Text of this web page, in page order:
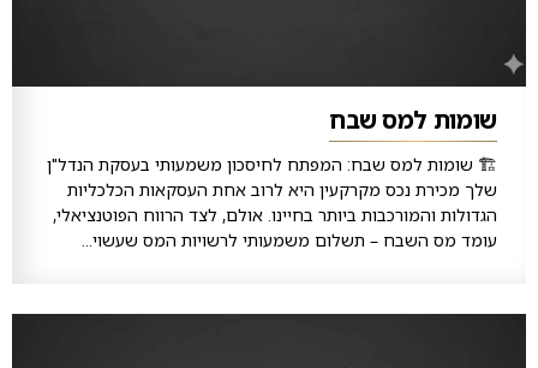
שומות למס שבח
🏗️ שומות למס שבח: המפתח לחיסכון משמעותי בעסקת הנדל"ן
שלך מכירת נכס מקרקעין היא לרוב אחת העסקאות הכלכליות
הגדולות והמורכבות ביותר בחיינו. אולם, לצד הרווח הפוטנציאלי,
עומד מס השבח – תשלום משמעותי לרשויות המס שעשוי...